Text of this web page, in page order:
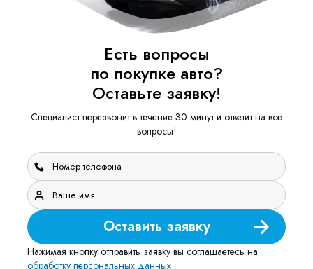
Есть вопросы
по покупке авто?
Оставьте заявку!
Специалист перезвонит в течение 30 минут и ответит на все
вопросы!
Оставить заявку
Нажимая кнопку отправить заявку вы соглашаетесь на
обработку персональных данных